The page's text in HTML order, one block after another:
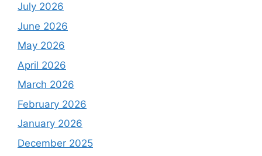
July 2026
June 2026
May 2026
April 2026
March 2026
February 2026
January 2026
December 2025